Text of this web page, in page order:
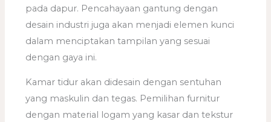
pada dapur. Pencahayaan gantung dengan
desain industri juga akan menjadi elemen kunci
dalam menciptakan tampilan yang sesuai
dengan gaya ini.
Kamar tidur akan didesain dengan sentuhan
yang maskulin dan tegas. Pemilihan furnitur
dengan material logam yang kasar dan tekstur